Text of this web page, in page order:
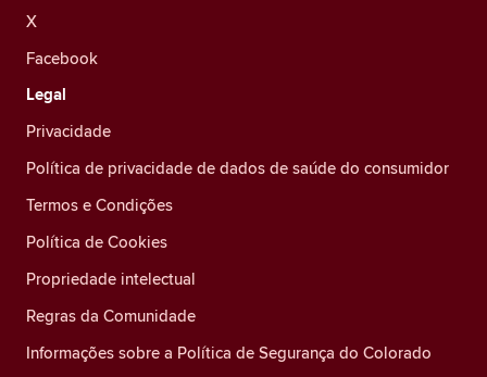
X
Facebook
Legal
Privacidade
Política de privacidade de dados de saúde do consumidor
Termos e Condições
Política de Cookies
Propriedade intelectual
Regras da Comunidade
Informações sobre a Política de Segurança do Colorado